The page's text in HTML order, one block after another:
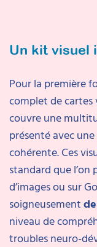
Un kit visuel
Pour la première
complet de cartes
couvre une
présenté avec
cohérente. Ces
standard que
d’images ou sur
soigneusement
niveau de
troubles neuro-